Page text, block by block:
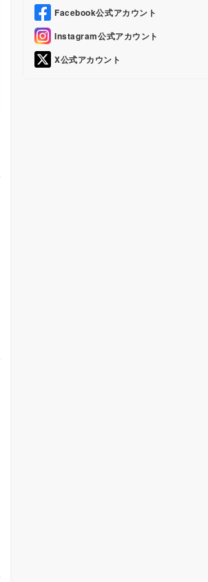
Facebook公式アカウント
Instagram公式アカウント
X公式アカウント